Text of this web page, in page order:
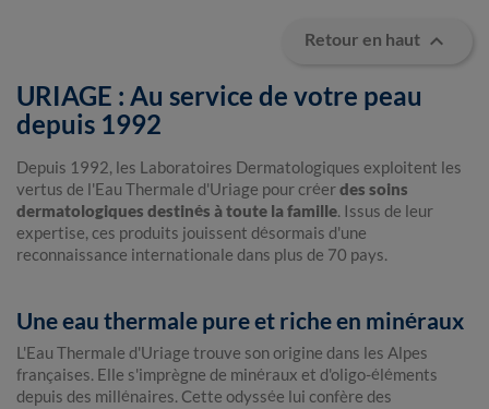
Retour en haut 
URIAGE : Au service de votre peau
depuis 1992
Depuis 1992, les Laboratoires Dermatologiques exploitent les
vertus de l'Eau Thermale d'Uriage pour créerdes soins
dermatologiques destinés à toute la famille. Issus de leur
expertise, ces produits jouissent désormais d'une
reconnaissance internationale dans plus de 70 pays.
Une eau thermale pure et riche en minéraux
L'Eau Thermale d'Uriage trouve son origine dans les Alpes
françaises. Elle s'imprègne de minéraux et d'oligo-éléments
depuis des millénaires. Cette odyssée lui confère des